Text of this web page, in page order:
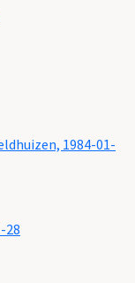
1984-01-
28